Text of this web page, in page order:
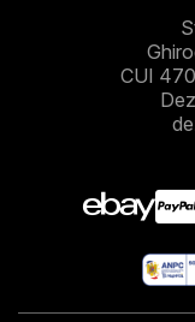
CUI